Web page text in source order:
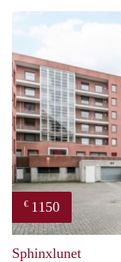
€ 1150
Sphinxlunet